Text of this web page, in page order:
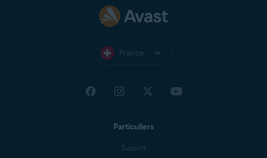
France
Particuliers
Support